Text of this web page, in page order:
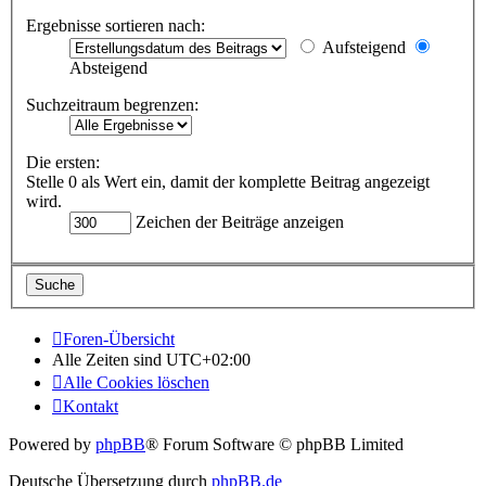
Ergebnisse sortieren nach:
Aufsteigend
Absteigend
Suchzeitraum begrenzen:
Die ersten:
Stelle 0 als Wert ein, damit der komplette Beitrag angezeigt
wird.
Zeichen der Beiträge anzeigen
Foren-Übersicht
Alle Zeiten sind UTC+02:00
Alle Cookies löschen
Kontakt
Powered by phpBB® Forum Software © phpBB Limited
Deutsche Übersetzung durch phpBB.de